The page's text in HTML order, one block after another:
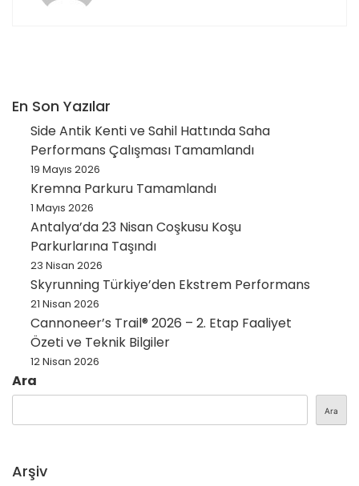
En Son Yazılar
Side Antik Kenti ve Sahil Hattında Saha
Performans Çalışması Tamamlandı
19 Mayıs 2026
Kremna Parkuru Tamamlandı
1 Mayıs 2026
Antalya’da 23 Nisan Coşkusu Koşu
Parkurlarına Taşındı
23 Nisan 2026
Skyrunning Türkiye’den Ekstrem Performans
21 Nisan 2026
Cannoneer’s Trail® 2026 – 2. Etap Faaliyet
Özeti ve Teknik Bilgiler
12 Nisan 2026
Ara
Ara
Arşiv